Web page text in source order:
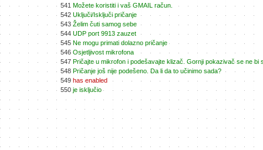
541 Možete koristiti i vaš GMAIL račun.
542 Uključi/Isključi pričanje
543 Želim čuti samog sebe
544 UDP port 9913 zauzet
545 Ne mogu primati dolazno pričanje
546 Osjetljivost mikrofona
547 Pričajte u mikrofon i podešavajte klizač. Gornji pokazivač se ne
548 Pričanje još nije podešeno. Da li da to učinimo sada?
549 has enabled
550 je isključio